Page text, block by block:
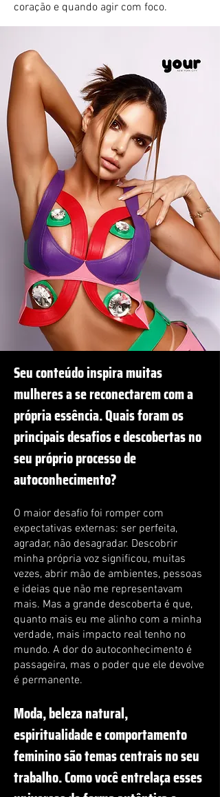
coração e quando agir com foco.
Seu conteúdo inspira muitas
mulheres a se reconectarem com a
própria essência. Quais foram os
principais desafios e descobertas no
seu próprio processo de
autoconhecimento?
O maior desafio foi romper com
expectativas externas: ser perfeita,
agradar, não desagradar. Descobrir
minha própria voz significou, muitas
vezes, abrir mão de ambientes, pessoas
e ideias que não me representavam
mais. Mas a grande descoberta é que,
quanto mais eu me alinho com a minha
verdade, mais impacto real tenho no
mundo. A dor do autoconhecimento é
passageira, mas o poder que ele devolve
é permanente.
Moda, beleza natural,
espiritualidade e comportamento
feminino são temas centrais no seu
trabalho. Como você entrelaça esses